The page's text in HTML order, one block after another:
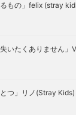
るもの」felix (stray
いたくありません」
とつ」リノ(Stray Kids)